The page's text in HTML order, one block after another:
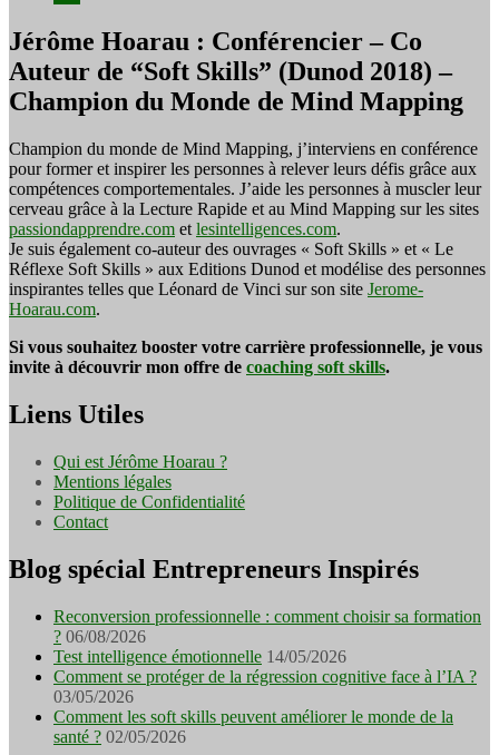
Jérôme Hoarau : Conférencier – Co
Auteur de “Soft Skills” (Dunod 2018) –
Champion du Monde de Mind Mapping
Champion du monde de Mind Mapping, j’interviens en conférence
pour former et inspirer les personnes à relever leurs défis grâce aux
compétences comportementales. J’aide les personnes à muscler leur
cerveau grâce à la Lecture Rapide et au Mind Mapping sur les sites
passiondapprendre.com et lesintelligences.com.
Je suis également co-auteur des ouvrages « Soft Skills » et « Le
Réflexe Soft Skills » aux Editions Dunod et modélise des personnes
inspirantes telles que Léonard de Vinci sur son site Jerome-
Hoarau.com.
Si vous souhaitez booster votre carrière professionnelle, je vous
invite à découvrir mon offre de coaching soft skills.
Liens Utiles
Qui est Jérôme Hoarau ?
Mentions légales
Politique de Confidentialité
Contact
Blog spécial Entrepreneurs Inspirés
Reconversion professionnelle : comment choisir sa formation
? 06/08/2026
Test intelligence émotionnelle 14/05/2026
Comment se protéger de la régression cognitive face à l’IA ?
03/05/2026
Comment les soft skills peuvent améliorer le monde de la
santé ? 02/05/2026